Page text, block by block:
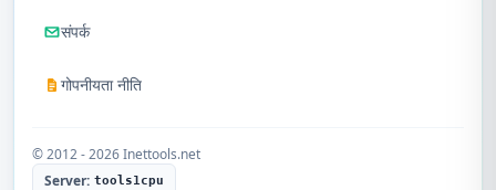
संपर्क
गोपनीयता नीति
© 2012 - 2026 Inettools.net
Server: tools1cpu